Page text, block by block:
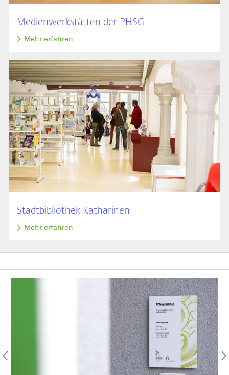
Medienwerkstätten der PHSG
Mehr erfahren
Bild
Stadtbibliothek Katharinen
Mehr erfahren